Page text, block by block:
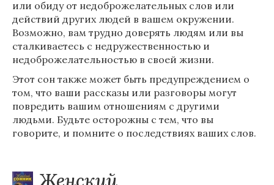
или обиду от недоброжелательных слов или
действий других людей в вашем окружении.
Возможно, вам трудно доверять людям или вы
сталкиваетесь с недружественностью и
недоброжелательностью в своей жизни.
Этот сон также может быть предупреждением о
том, что ваши рассказы или разговоры могут
повредить вашим отношениям с другими
людьми. Будьте осторожны с тем, что вы
говорите, и помните о последствиях ваших слов.
Женский